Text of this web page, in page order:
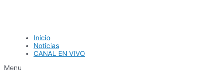
Inicio
Noticias
CANAL EN VIVO
Menu